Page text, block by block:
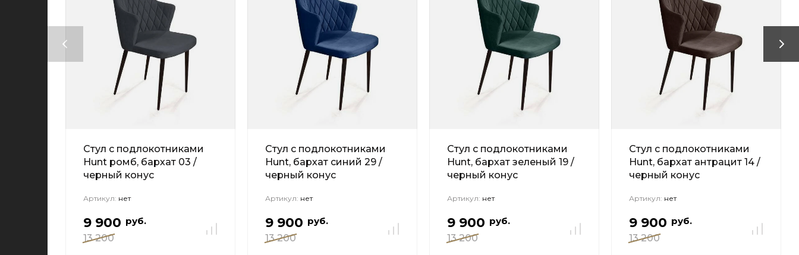
Стул с подлокотниками
Hunt ромб, бархат 03 /
черный конус
Артикул: нет
9 900 руб.
13 200
Стул с подлокотниками
Hunt, бархат синий 29 /
черный конус
Артикул: нет
9 900 руб.
13 200
Стул с подлокотниками
Hunt, бархат зеленый 19 /
черный конус
Артикул: нет
9 900 руб.
13 200
Стул с подлокотниками
Hunt, бархат антрацит 14 /
черный конус
Артикул: нет
9 900 руб.
13 200